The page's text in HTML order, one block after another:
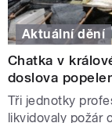
Aktuální dění
Chatka v
doslova
Tři jednotky
likvidovaly požár